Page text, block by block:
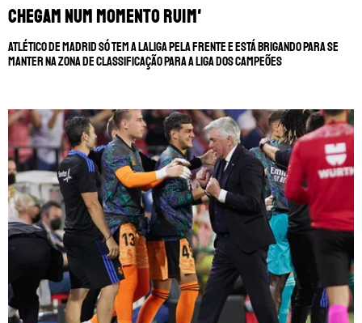
Collective. Todos os direitos reservados.
Jogue com responsabilidade
chegam num momento ruim'
Atlético de Madrid só tem a LaLiga pela frente e está brigando para se
manter na zona de classificação para a Liga dos Campeões